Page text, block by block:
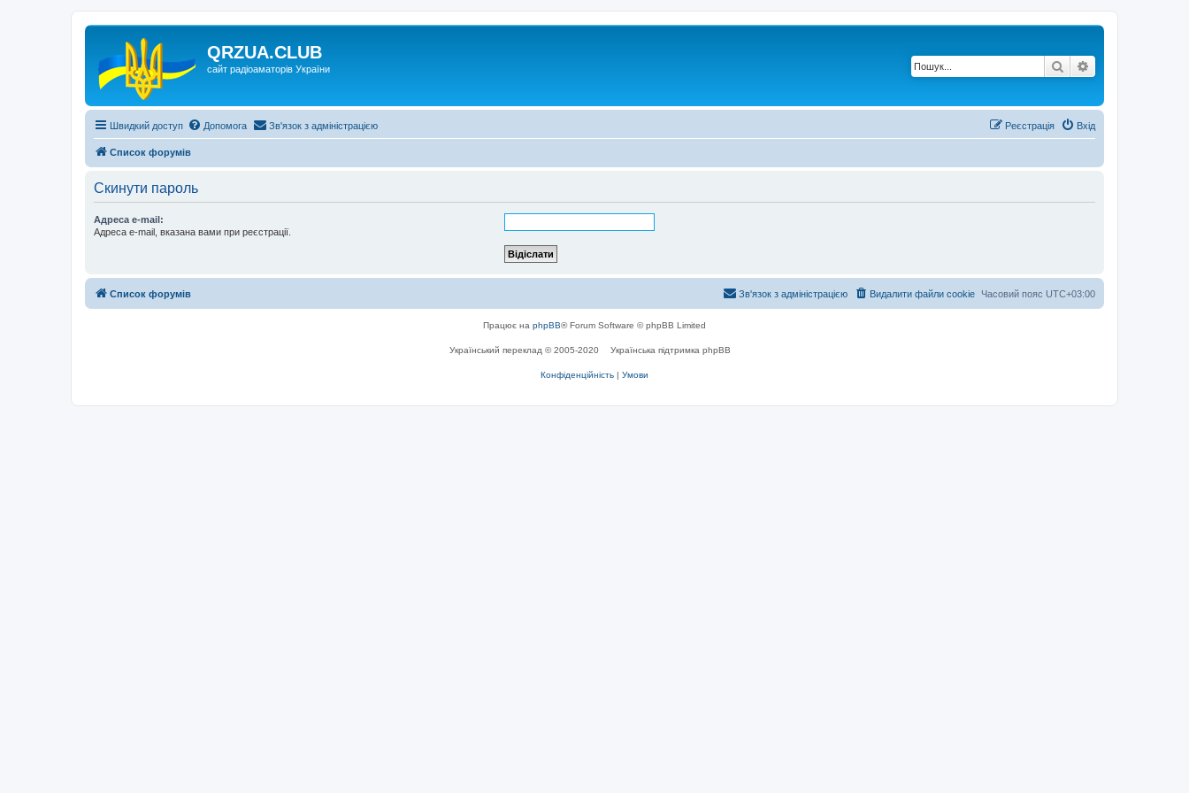
QRZUA.CLUB
сайт радіоаматорів України Пошук
Швидкий доступ Допомога Зв'язок з адміністрацією Вхід
Реєстрація
Список форумів
Скинути пароль
Адреса e-mail:
Адреса e-mail, вказана вами при реєстрації.
Список форумів Часовий пояс UTC+03:00
Видалити файли cookie
Зв'язок з адміністрацією
Працює на phpBB® Forum Software © phpBB Limited
Український переклад © 2005-2020 Українська підтримка phpBB
Конфіденційність | Умови